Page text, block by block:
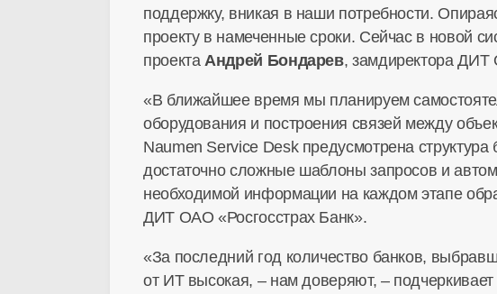
поддержку, вникая в наши потребности.
проекту в намеченные сроки. Сейчас в новой
проектаАндрей Бондарев, замдиректора ДИТ
«В ближайшее время мы планируем
оборудования и построения связей между
Naumen Service Desk предусмотрена
достаточно сложные шаблоны запросов и
необходимой информации на каждом этапе
ДИТ ОАО «Росгосстрах Банк».
«За последний год количество банков,
от ИТ высокая, – нам доверяют, – подчеркивает